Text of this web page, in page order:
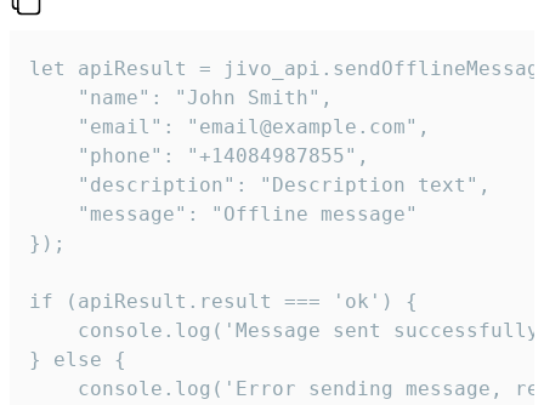
let apiResult =
    "name": "John Smith",
    "email": "email@example.com",
    "phone": "+14084987855",
    "description": "Description text",
    "message": "Offline message"
});
if (apiResult.result === 'ok') {
console.log('Message sent
} else {
console.log('Error sending message,